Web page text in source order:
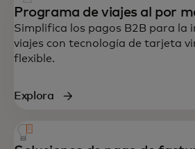
Programa de viajes al por
Simplifica los pagos B2B para la
viajes con tecnología de tarjeta
flexible.
Explora